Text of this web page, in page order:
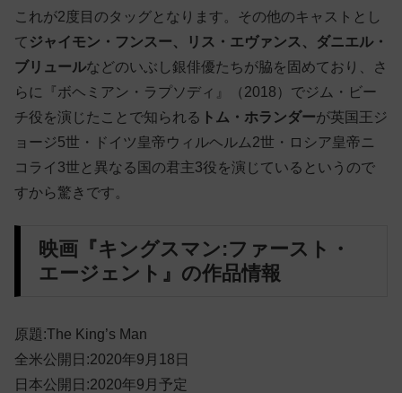
これが2度目のタッグとなります。その他のキャストとし
て ジャイモン・フンスー、リス・エヴァンス、ダニエル・
ブリュールなどのいぶし銀俳優たちが脇を固めており、さ
らに『ボヘミアン・ラプソディ』（2018）でジム・ビー
チ役を演じたことで知られる トム・ホランダーが英国王ジ
ョージ5世・ドイツ皇帝ウィルヘルム2世・ロシア皇帝ニ
コライ3世と異なる国の君主3役を演じているというので
すから驚きです。
映画『キングスマン:ファースト・
エージェント』の作品情報
原題:The King’s Man
全米公開日:2020年9月18日
日本公開日:2020年9月予定